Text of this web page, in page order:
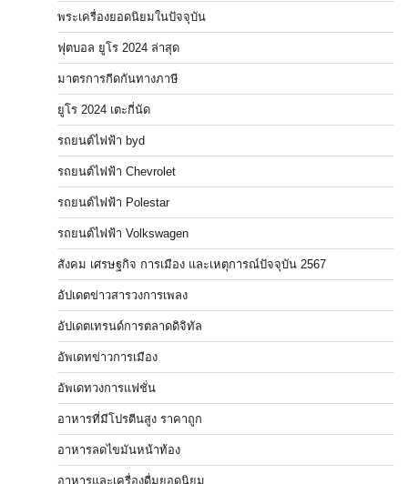
พระเครื่องยอดนิยมในปัจจุบัน
ฟุตบอล ยูโร 2024 ล่าสุด
มาตรการกีดกันทางภาษี
ยูโร 2024 เตะกี่นัด
รถยนต์ไฟฟ้า byd
รถยนต์ไฟฟ้า Chevrolet
รถยนต์ไฟฟ้า Polestar
รถยนต์ไฟฟ้า Volkswagen
สังคม เศรษฐกิจ การเมือง และเหตุการณ์ปัจจุบัน 2567
อัปเดตข่าวสารวงการเพลง
อัปเดตเทรนด์การตลาดดิจิทัล
อัพเดทข่าวการเมือง
อัพเดทวงการแฟชั่น
อาหารที่มีโปรตีนสูง ราคาถูก
อาหารลดไขมันหน้าท้อง
อาหารและเครื่องดื่มยอดนิยม